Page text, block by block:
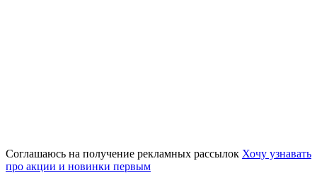
Соглашаюсь на получение рекламных рассылок Хочу узнавать
про акции и новинки первым